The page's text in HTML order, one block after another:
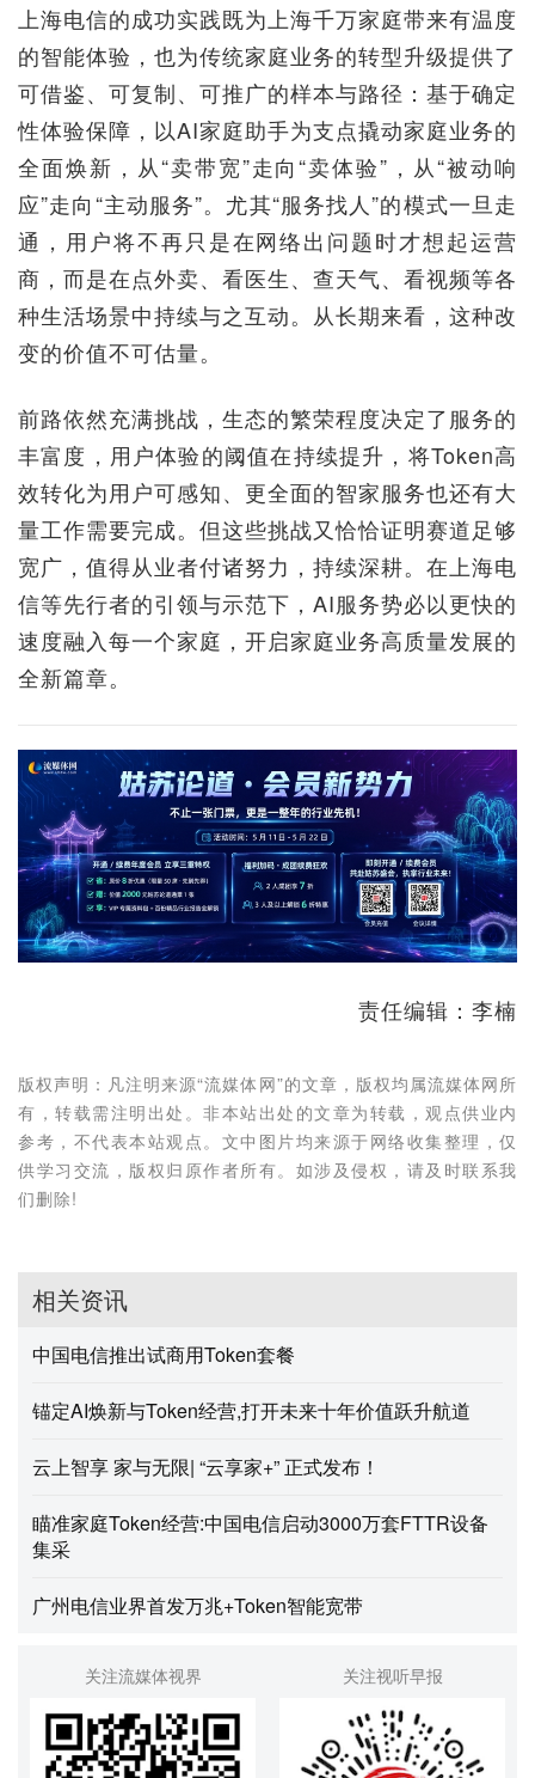
上海电信的成功实践既为上海千万家庭带来有温度
的智能体验，也为传统家庭业务的转型升级提供了
可借鉴、可复制、可推广的样本与路径：基于确定
性体验保障，以AI家庭助手为支点撬动家庭业务的
全面焕新，从“卖带宽”走向“卖体验”，从“被动响
应”走向“主动服务”。尤其“服务找人”的模式一旦走
通，用户将不再只是在网络出问题时才想起运营
商，而是在点外卖、看医生、查天气、看视频等各
种生活场景中持续与之互动。从长期来看，这种改
变的价值不可估量。
前路依然充满挑战，生态的繁荣程度决定了服务的
丰富度，用户体验的阈值在持续提升，将Token高
效转化为用户可感知、更全面的智家服务也还有大
量工作需要完成。但这些挑战又恰恰证明赛道足够
宽广，值得从业者付诸努力，持续深耕。在上海电
信等先行者的引领与示范下，AI服务势必以更快的
速度融入每一个家庭，开启家庭业务高质量发展的
全新篇章。
责任编辑：李楠
版权声明：凡注明来源“流媒体网”的文章，版权均属流媒体网所
有，转载需注明出处。非本站出处的文章为转载，观点供业内
参考，不代表本站观点。文中图片均来源于网络收集整理，仅
供学习交流，版权归原作者所有。如涉及侵权，请及时联系我
们删除!
相关资讯
中国电信推出试商用Token套餐
锚定AI焕新与Token经营,打开未来十年价值跃升航道
云上智享 家与无限| “云享家+” 正式发布！
瞄准家庭Token经营:中国电信启动3000万套FTTR设备
集采
广州电信业界首发万兆+Token智能宽带
关注流媒体视界 关注视听早报